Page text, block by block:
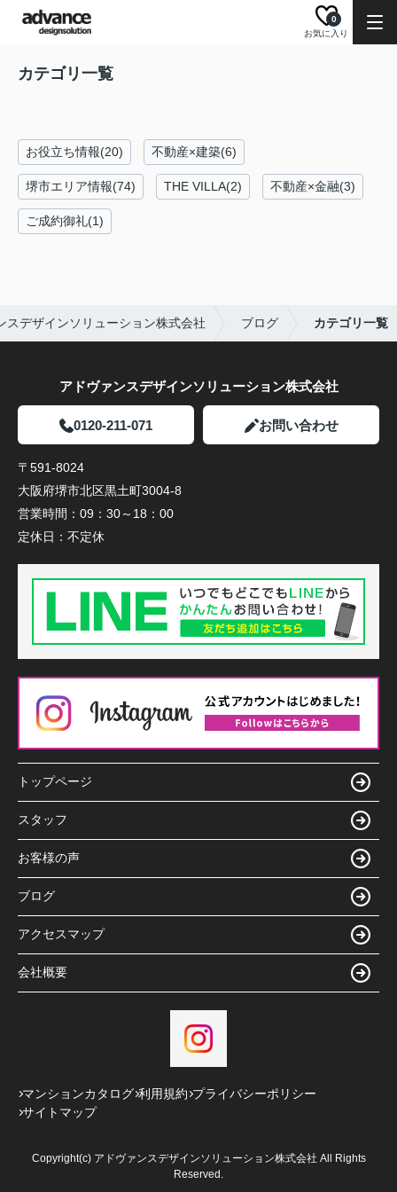
お気に入り
0
カテゴリ一覧
お役立ち情報(20) 不動産×建築(6)
堺市エリア情報(74) THE VILLA(2) 不動産×金融(3)
ご成約御礼(1)
デザインソリューション株式会社 ブログ カテゴリ一覧
アドヴァンスデザインソリューション株式会社
0120-211-071 お問い合わせ
〒591-8024
大阪府堺市北区黒土町3004-8
営業時間： 09：30～18：00
定休日： 不定休
トップページ
スタッフ
お客様の声
ブログ
アクセスマップ
会社概要
マンションカタログ 利用規約 プライバシーポリシー
サイトマップ
Copyright(c) アドヴァンスデザインソリューション株式会社 All Rights
Reserved.